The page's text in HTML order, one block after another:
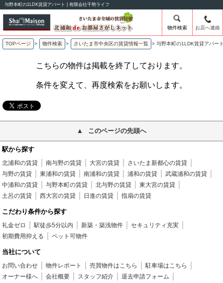
与野本町の1LDK賃貸アパート | 有限会社千勢ライフ
物件検索 お店へ連絡
TOPページ > 物件検索 > さいたま市中央区の賃貸情報一覧 > 与野本町の1LDK賃貸アパー
こちらの物件は掲載を終了しております。
条件を変えて、再度検索をお願いします。
このページの先頭へ
駅から探す
北浦和の賃貸 南与野の賃貸 大宮の賃貸
さいたま新都心の賃貸
与野の賃貸
東浦和の賃貸 南浦和の賃貸 浦和の賃貸
武蔵浦和の賃貸
中浦和の賃貸
与野本町の賃貸 北与野の賃貸
東大宮の賃貸
土呂の賃貸
西大宮の賃貸 日進の賃貸 指扇の賃貸
こだわり条件から探す
礼金ゼロ 駅徒歩5分以内 新築・築浅物件
セキュリティ充実
初期費用抑える
ペット可物件
当社について
お問い合わせ 物件レポート 売買物件はこちら
駐車場はこちら
オーナー様へ
会社概要 スタッフ紹介
退去申請フォーム